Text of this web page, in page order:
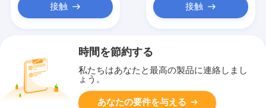
接触 接触
時間を節約する
私たちはあなたと最高の製品に連絡しまし
ょう。
あなたの要件を与える